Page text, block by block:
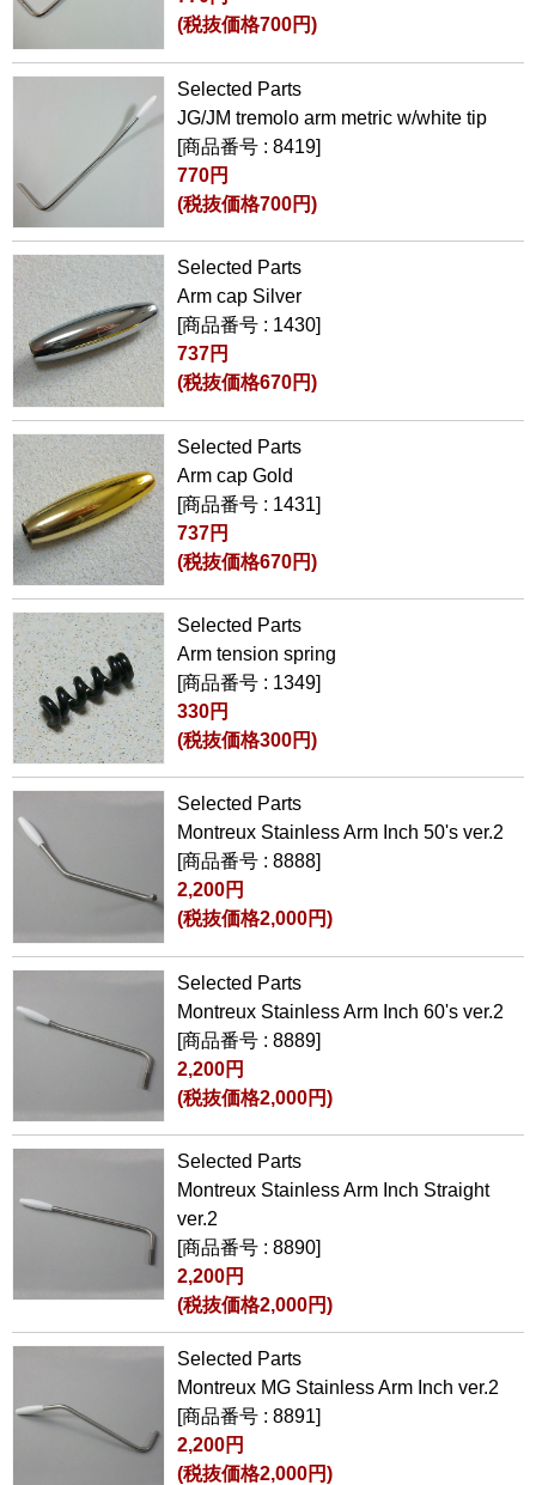
(税抜価格700円)
Selected Parts
JG/JM tremolo arm metric w/white tip
[商品番号 : 8419]
770円
(税抜価格700円)
Selected Parts
Arm cap Silver
[商品番号 : 1430]
737円
(税抜価格670円)
Selected Parts
Arm cap Gold
[商品番号 : 1431]
737円
(税抜価格670円)
Selected Parts
Arm tension spring
[商品番号 : 1349]
330円
(税抜価格300円)
Selected Parts
Montreux Stainless Arm Inch 50's ver.2
[商品番号 : 8888]
2,200円
(税抜価格2,000円)
Selected Parts
Montreux Stainless Arm Inch 60's ver.2
[商品番号 : 8889]
2,200円
(税抜価格2,000円)
Selected Parts
Montreux Stainless Arm Inch Straight
ver.2
[商品番号 : 8890]
2,200円
(税抜価格2,000円)
Selected Parts
Montreux MG Stainless Arm Inch ver.2
[商品番号 : 8891]
2,200円
(税抜価格2,000円)